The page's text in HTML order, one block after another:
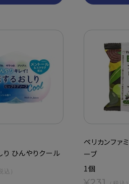
り ひんやりクール
込）
ペリカンファ
ーブ
1個